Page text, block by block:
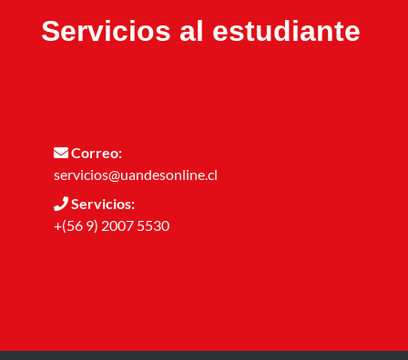
Servicios al estudiante
Correo:
servicios@uandesonline.cl
Servicios:
+(56 9) 2007 5530